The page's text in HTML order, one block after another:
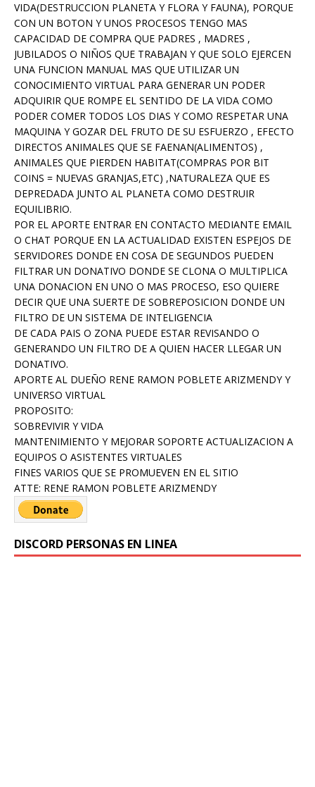
VIDA(DESTRUCCION PLANETA Y FLORA Y FAUNA), PORQUE
CON UN BOTON Y UNOS PROCESOS TENGO MAS
CAPACIDAD DE COMPRA QUE PADRES , MADRES ,
JUBILADOS O NIÑOS QUE TRABAJAN Y QUE SOLO EJERCEN
UNA FUNCION MANUAL MAS QUE UTILIZAR UN
CONOCIMIENTO VIRTUAL PARA GENERAR UN PODER
ADQUIRIR QUE ROMPE EL SENTIDO DE LA VIDA COMO
PODER COMER TODOS LOS DIAS Y COMO RESPETAR UNA
MAQUINA Y GOZAR DEL FRUTO DE SU ESFUERZO , EFECTO
DIRECTOS ANIMALES QUE SE FAENAN(ALIMENTOS) ,
ANIMALES QUE PIERDEN HABITAT(COMPRAS POR BIT
COINS = NUEVAS GRANJAS,ETC) ,NATURALEZA QUE ES
DEPREDADA JUNTO AL PLANETA COMO DESTRUIR
EQUILIBRIO.
POR EL APORTE ENTRAR EN CONTACTO MEDIANTE EMAIL
O CHAT PORQUE EN LA ACTUALIDAD EXISTEN ESPEJOS DE
SERVIDORES DONDE EN COSA DE SEGUNDOS PUEDEN
FILTRAR UN DONATIVO DONDE SE CLONA O MULTIPLICA
UNA DONACION EN UNO O MAS PROCESO, ESO QUIERE
DECIR QUE UNA SUERTE DE SOBREPOSICION DONDE UN
FILTRO DE UN SISTEMA DE INTELIGENCIA
DE CADA PAIS O ZONA PUEDE ESTAR REVISANDO O
GENERANDO UN FILTRO DE A QUIEN HACER LLEGAR UN
DONATIVO.
APORTE AL DUEÑO RENE RAMON POBLETE ARIZMENDY Y
UNIVERSO VIRTUAL
PROPOSITO:
SOBREVIVIR Y VIDA
MANTENIMIENTO Y MEJORAR SOPORTE ACTUALIZACION A
EQUIPOS O ASISTENTES VIRTUALES
FINES VARIOS QUE SE PROMUEVEN EN EL SITIO
ATTE: RENE RAMON POBLETE ARIZMENDY
DISCORD PERSONAS EN LINEA